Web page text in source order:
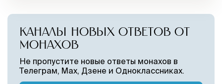
КАНАЛЫ НОВЫХ ОТВЕТОВ ОТ
МОНАХОВ
Не пропустите новые ответы монахов в
Телеграм, Max, Дзене и Одноклассниках.